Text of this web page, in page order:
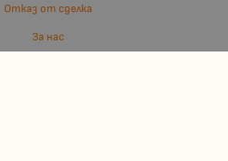
Отказ от сделка
За нас